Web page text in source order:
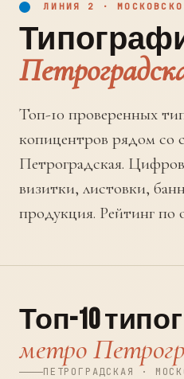
ЛИНИЯ 2 ·
Топ-10 проверенных
копицентров рядом со
Петроградская.
визитки, листовки,
продукция. Рейтинг по
Топ-10
метро
ПЕТРОГРАДСКАЯ ·